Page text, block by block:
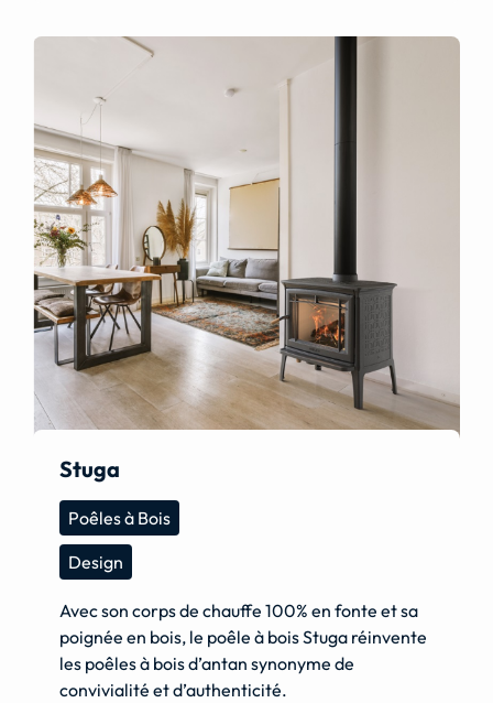
Stuga
Poêles à Bois
Design
Avec son corps de chauffe 100% en fonte et sa
poignée en bois, le poêle à bois Stuga réinvente
les poêles à bois d’antan synonyme de
convivialité et d’authenticité.